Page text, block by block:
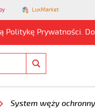
LuxMarket
Politykę Prywatności.
System węży